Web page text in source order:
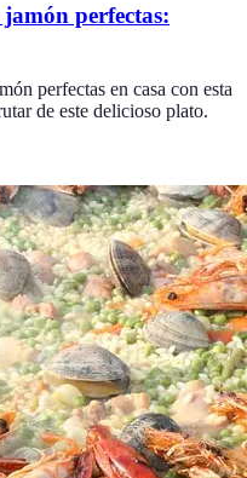
perfectas:
perfectas en casa con esta
de este delicioso plato.